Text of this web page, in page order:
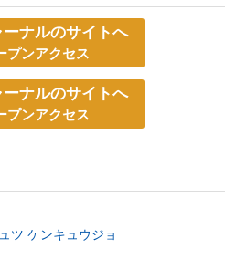
ーナルのサイトへ
プンアクセス
ーナルのサイトへ
プンアクセス
ツ ケンキュウジョ